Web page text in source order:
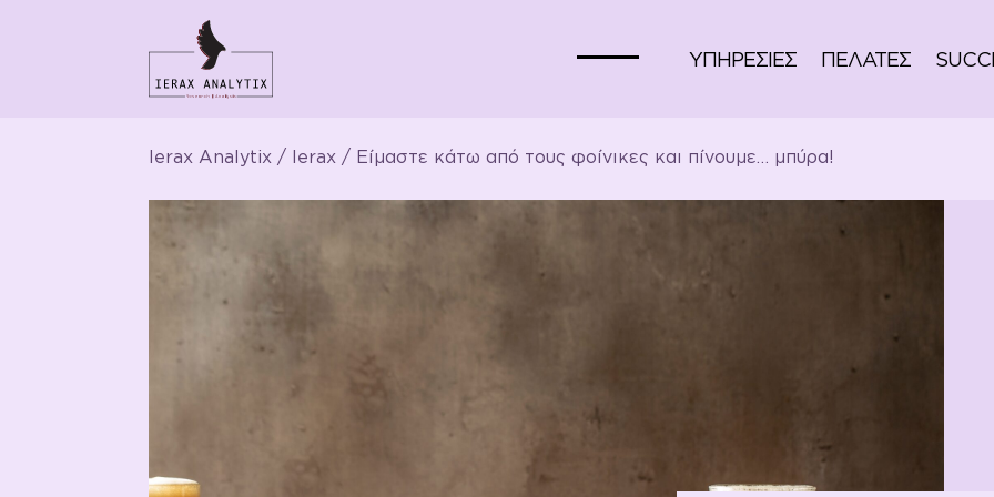
ΥΠΗΡΕΣΙΕΣ ΠΕΛΑΤΕΣ
Ierax Analytix / Ierax / Είμαστε κάτω από τους φοίνικες και πίνουμε… μπύρα!